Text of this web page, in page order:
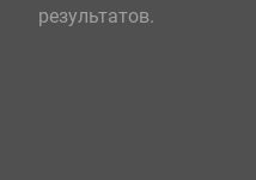
результатов.